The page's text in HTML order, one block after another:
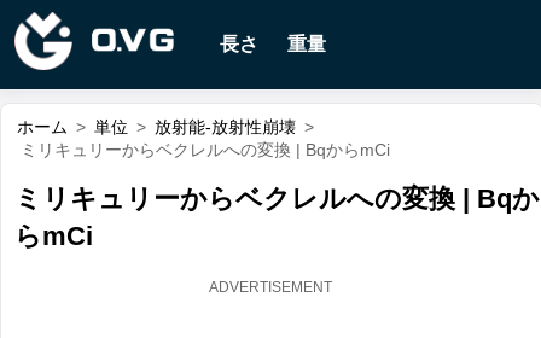
長さ 重量
ホーム > 単位 > 放射能-放射性崩壊 >
ミリキュリーからベクレルへの変換 | BqからmCi
ミリキュリーからベクレルへの変換 | Bqか
らmCi